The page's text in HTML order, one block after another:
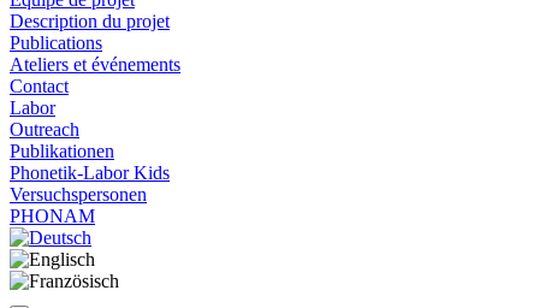
Description du projet
Publications
Ateliers et événements
Contact
Labor
Outreach
Publikationen
Phonetik-Labor Kids
Versuchspersonen
PHONAM